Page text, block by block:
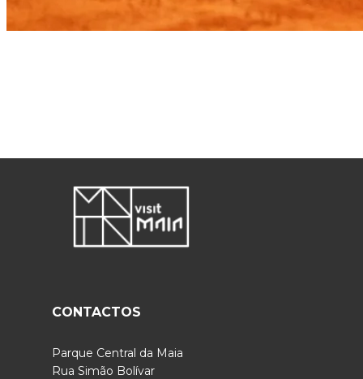
CONTACTOS
Parque Central da Maia
Rua Simão Bolívar